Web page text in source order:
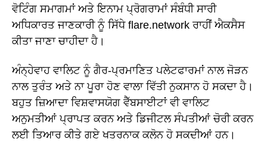
ਵੋਟਿੰਗ ਸਮਾਗਮਾਂ ਅਤੇ ਇਨਾਮ ਪ੍ਰੋਗਰਾਮਾਂ ਸੰਬੰਧੀ ਸਾਰੀ
ਅਧਿਕਾਰਤ ਜਾਣਕਾਰੀ ਨੂੰ ਸਿੱਧੇ flare.network ਰਾਹੀਂ ਐਕਸੈਸ
ਕੀਤਾ ਜਾਣਾ ਚਾਹੀਦਾ ਹੈ।
ਅੰਨ੍ਹੇਵਾਹ ਵਾਲਿਟ ਨੂੰ ਗੈਰ-ਪ੍ਰਮਾਣਿਤ ਪਲੇਟਫਾਰਮਾਂ ਨਾਲ ਜੋੜਨ
ਨਾਲ ਤੁਰੰਤ ਅਤੇ ਨਾ ਪੂਰਾ ਹੋਣ ਵਾਲਾ ਵਿੱਤੀ ਨੁਕਸਾਨ ਹੋ ਸਕਦਾ ਹੈ।
ਬਹੁਤ ਜ਼ਿਆਦਾ ਵਿਸ਼ਵਾਸਯੋਗ ਵੈੱਬਸਾਈਟਾਂ ਵੀ ਵਾਲਿਟ
ਅਨੁਮਤੀਆਂ ਪ੍ਰਾਪਤ ਕਰਨ ਅਤੇ ਡਿਜੀਟਲ ਸੰਪਤੀਆਂ ਚੋਰੀ ਕਰਨ
ਲਈ ਤਿਆਰ ਕੀਤੇ ਗਏ ਖਤਰਨਾਕ ਕਲੋਨ ਹੋ ਸਕਦੀਆਂ ਹਨ।